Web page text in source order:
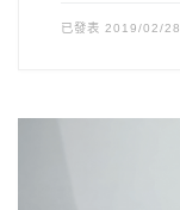
已發表 2019/02/28